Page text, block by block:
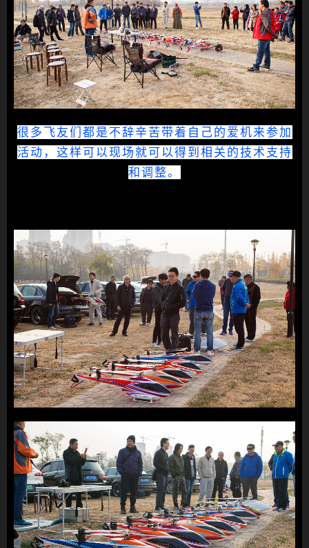
很多飞友们都是不辞辛苦带着自己的爱机来参加
活动，这样可以现场就可以得到相关的技术支持
和调整。